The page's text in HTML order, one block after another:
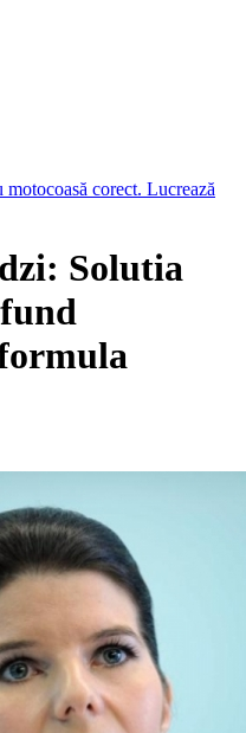
corect. Lucrează
Solutia